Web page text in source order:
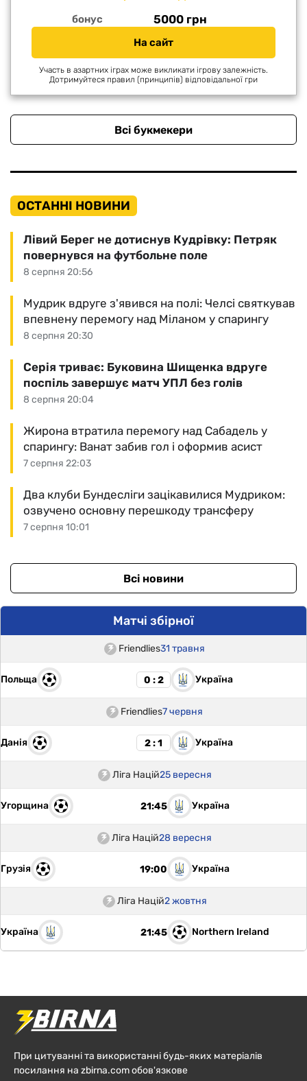
бонус 5000 грн
На сайт
Участь в азартних іграх може викликати ігрову залежність.
Дотримуйтеся правил (принципів) відповідальної гри
Всі букмекери
ОСТАННІ НОВИНИ
8 серпня 20:56
Лівий Берег не дотиснув Кудрівку: Петряк
повернувся на футбольне поле
8 серпня 20:30
Мудрик вдруге з'явився на полі: Челсі святкував
впевнену перемогу над Міланом у спарингу
8 серпня 20:04
Серія триває: Буковина Шищенка вдруге
поспіль завершує матч УПЛ без голів
7 серпня 22:03
Жирона втратила перемогу над Сабадель у
спарингу: Ванат забив гол і оформив асист
7 серпня 10:01
Два клуби Бундесліги зацікавилися Мудриком:
озвучено основну перешкоду трансферу
Всі новини
Матчі збірної
Friendlies31 травня
Польща 0 : 2 Україна
Friendlies7 червня
Данія 2 : 1 Україна
Ліга Націй25 вересня
Угорщина 21:45 Україна
Ліга Націй28 вересня
Грузія 19:00 Україна
Ліга Націй2 жовтня
Україна 21:45 Northern Ireland
При цитуванні та використанні будь-яких матеріалів
посилання на zbirna.com обов'язкове